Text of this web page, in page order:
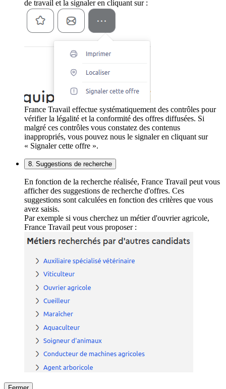
de travail et la signaler en cliquant sur :
France Travail effectue systématiquement des contrôles pour
vérifier la légalité et la conformité des offres diffusées. Si
malgré ces contrôles vous constatez des contenus
inappropriés, vous pouvez nous le signaler en cliquant sur
« Signaler cette offre ».
8. Suggestions de recherche
En fonction de la recherche réalisée, France Travail peut vous
afficher des suggestions de recherche d'offres. Ces
suggestions sont calculées en fonction des critères que vous
avez saisis.
Par exemple si vous cherchez un métier d'ouvrier agricole,
France Travail peut vous proposer :